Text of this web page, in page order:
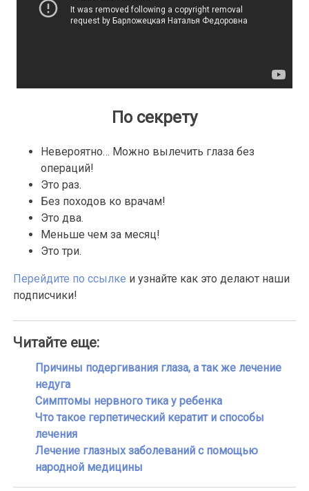
По секрету
Невероятно… Можно вылечить глаза без
операций!
Это раз.
Без походов ко врачам!
Это два.
Меньше чем за месяц!
Это три.
Перейдите по ссылке и узнайте как это делают наши
подписчики!
Читайте еще:
Причины подергивания глаза, а так же лечение
недуга
Симптомы нервного тика у ребенка
Что такое герпетический кератит и способы
лечения
Лечение глазных заболеваний с помощью
народной медицины